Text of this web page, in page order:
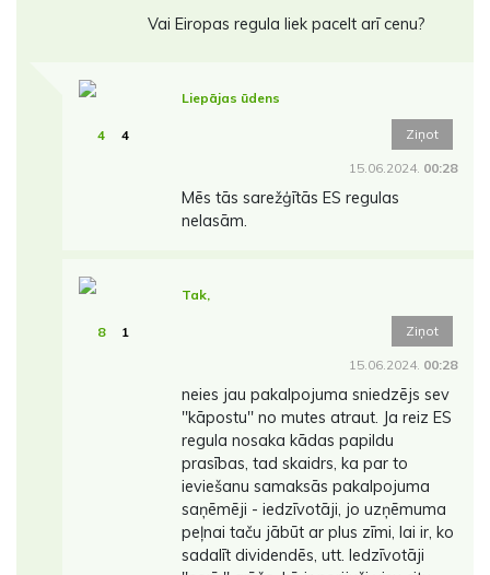
Vai Eiropas regula liek pacelt arī cenu?
4 4
Liepājas ūdens
Ziņot
15.06.2024. 00:28
Mēs tās sarežģītās ES regulas
nelasām.
8 1
Tak,
Ziņot
15.06.2024. 00:28
neies jau pakalpojuma sniedzējs sev
''kāpostu'' no mutes atraut. Ja reiz ES
regula nosaka kādas papildu
prasības, tad skaidrs, ka par to
ieviešanu samaksās pakalpojuma
saņēmēji - iedzīvotāji, jo uzņēmuma
peļnai taču jābūt ar plus zīmi, lai ir, ko
sadalīt dividendēs, utt. Iedzīvotāji